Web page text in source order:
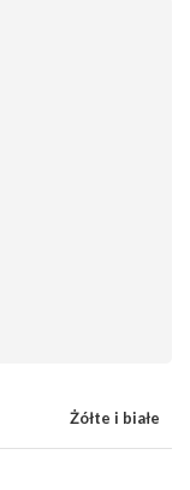
Żółte i białe